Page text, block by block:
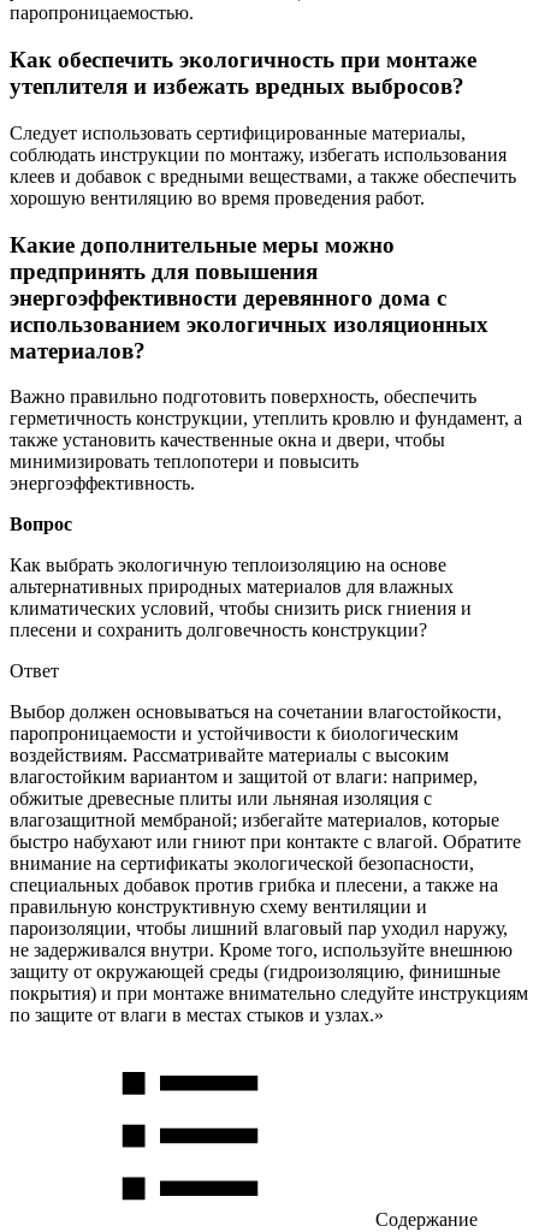
паропроницаемостью.
Как обеспечить экологичность при монтаже
утеплителя и избежать вредных выбросов?
Следует использовать сертифицированные материалы,
соблюдать инструкции по монтажу, избегать использования
клеев и добавок с вредными веществами, а также обеспечить
хорошую вентиляцию во время проведения работ.
Какие дополнительные меры можно
предпринять для повышения
энергоэффективности деревянного дома с
использованием экологичных изоляционных
материалов?
Важно правильно подготовить поверхность, обеспечить
герметичность конструкции, утеплить кровлю и фундамент, а
также установить качественные окна и двери, чтобы
минимизировать теплопотери и повысить
энергоэффективность.
Вопрос
Как выбрать экологичную теплоизоляцию на основе
альтернативных природных материалов для влажных
климатических условий, чтобы снизить риск гниения и
плесени и сохранить долговечность конструкции?
Ответ
Выбор должен основываться на сочетании влагостойкости,
паропроницаемости и устойчивости к биологическим
воздействиям. Рассматривайте материалы с высоким
влагостойким вариантом и защитой от влаги: например,
обжитые древесные плиты или льняная изоляция с
влагозащитной мембраной; избегайте материалов, которые
быстро набухают или гниют при контакте с влагой. Обратите
внимание на сертификаты экологической безопасности,
специальных добавок против грибка и плесени, а также на
правильную конструктивную схему вентиляции и
пароизоляции, чтобы лишний влаговый пар уходил наружу,
не задерживался внутри. Кроме того, используйте внешнюю
защиту от окружающей среды (гидроизоляцию, финишные
покрытия) и при монтажe внимательно следуйте инструкциям
по защите от влаги в местах стыков и узлах.»
Содержание